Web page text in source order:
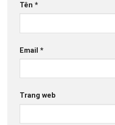
Tên *
Email *
Trang web